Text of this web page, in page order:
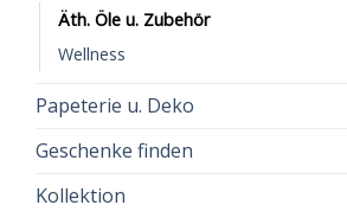
Äth. Öle u. Zubehör
Wellness
Papeterie u. Deko
Geschenke finden
Kollektion